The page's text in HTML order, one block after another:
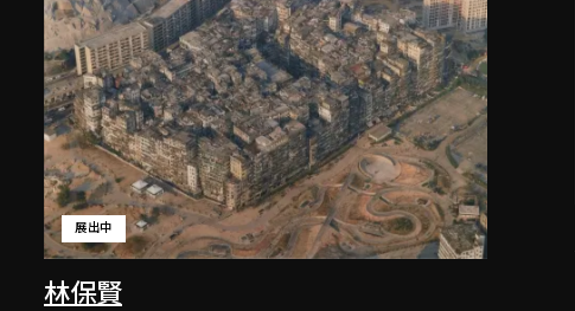
林保賢
展出中